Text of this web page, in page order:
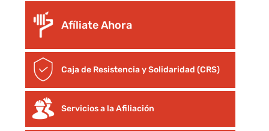
Afíliate Ahora
Caja de Resistencia y Solidaridad (CRS)
Servicios a la Afiliación